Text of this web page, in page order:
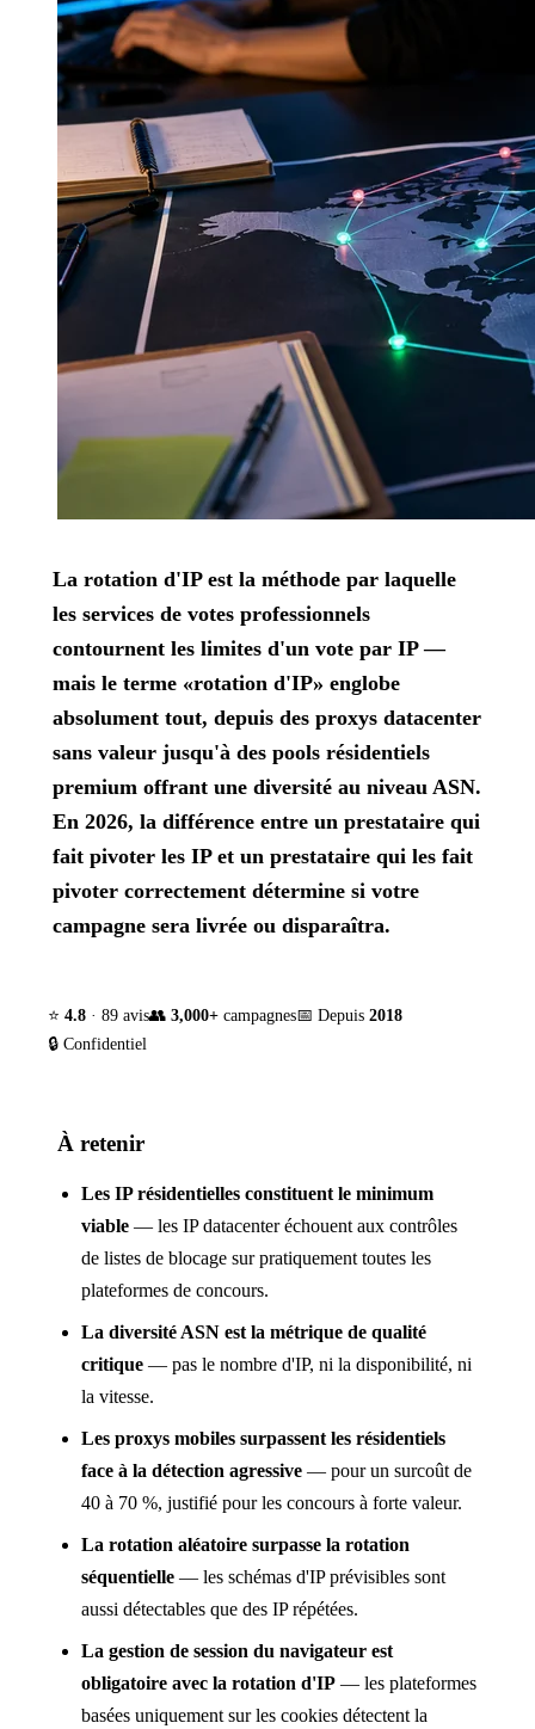
La rotation d'IP est la méthode par laquelle
les services de votes professionnels
contournent les limites d'un vote par IP —
mais le terme «rotation d'IP» englobe
absolument tout, depuis des proxys datacenter
sans valeur jusqu'à des pools résidentiels
premium offrant une diversité au niveau ASN.
En 2026, la différence entre un prestataire qui
fait pivoter les IP et un prestataire qui les fait
pivoter correctement détermine si votre
campagne sera livrée ou disparaîtra.
⭐ 4.8 · 89 avis👥 3,000+ campagnes📅 Depuis 2018
🔒 Confidentiel
À retenir
Les IP résidentielles constituent le minimum
viable — les IP datacenter échouent aux contrôles
de listes de blocage sur pratiquement toutes les
plateformes de concours.
La diversité ASN est la métrique de qualité
critique — pas le nombre d'IP, ni la disponibilité, ni
la vitesse.
Les proxys mobiles surpassent les résidentiels
face à la détection agressive — pour un surcoût de
40 à 70 %, justifié pour les concours à forte valeur.
La rotation aléatoire surpasse la rotation
séquentielle — les schémas d'IP prévisibles sont
aussi détectables que des IP répétées.
La gestion de session du navigateur est
obligatoire avec la rotation d'IP — les plateformes
basées uniquement sur les cookies détectent la